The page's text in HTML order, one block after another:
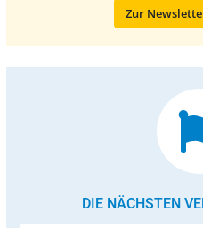
Zur
DIE NÄCHSTEN